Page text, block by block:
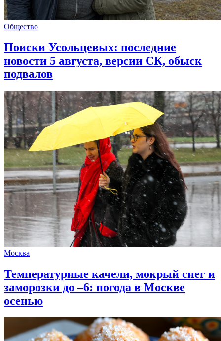
Общество
Поиски Усольцевых: последние
новости 5 августа, версии СК, обыск
подвалов
Москва
Температурные качели, мокрый снег и
заморозки до –6: погода в Москве
осенью